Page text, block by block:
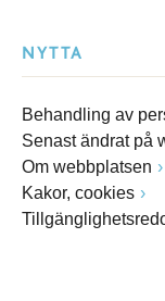
NYTTA
Behandling av
Senast ändrat på
Om webbplatsen
Kakor, cookies